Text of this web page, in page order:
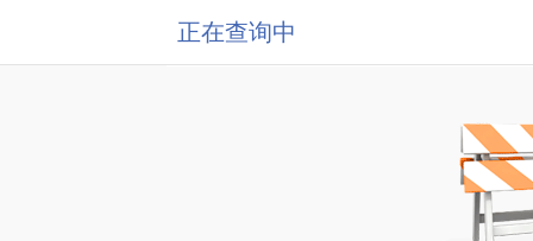
正在查询中